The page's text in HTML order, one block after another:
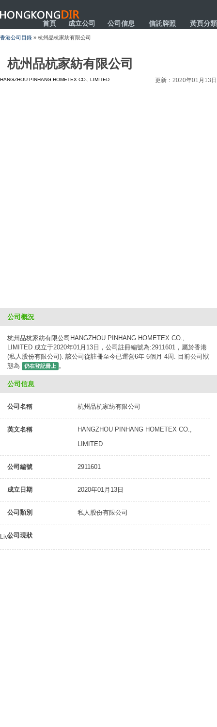
HONGKONGDIR
首頁 成立公司 公司信息 信託牌照 黃頁分類
香港公司目錄 » 杭州品杭家紡有限公司
杭州品杭家紡有限公司
HANGZHOU PINHANG HOMETEX CO., LIMITED 更新：2020年01月13日
公司概況
杭州品杭家紡有限公司HANGZHOU PINHANG HOMETEX CO.,
LIMITED 成立于2020年01月13日，公司註冊編號為:2911601，屬於香港
(私人股份有限公司). 該公司從註冊至今已運營6年 6個月 4周. 目前公司狀
態為
仍在登記冊上 。
公司信息
公司名稱 杭州品杭家紡有限公司
英文名稱
HANGZHOU PINHANG HOMETEX CO.,
LIMITED
公司編號 2911601
成立日期 2020年01月13日
公司類別 私人股份有限公司
公司現狀
Live